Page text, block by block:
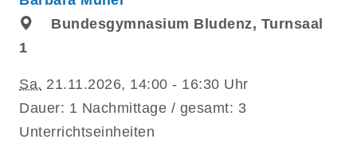
Bundesgymnasium Bludenz, Turnsaal
1
Sa. 21.11.2026, 14:00 - 16:30 Uhr
Dauer: 1 Nachmittage / gesamt: 3
Unterrichtseinheiten